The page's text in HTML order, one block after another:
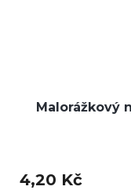
Malorážkový
4,20 Kč